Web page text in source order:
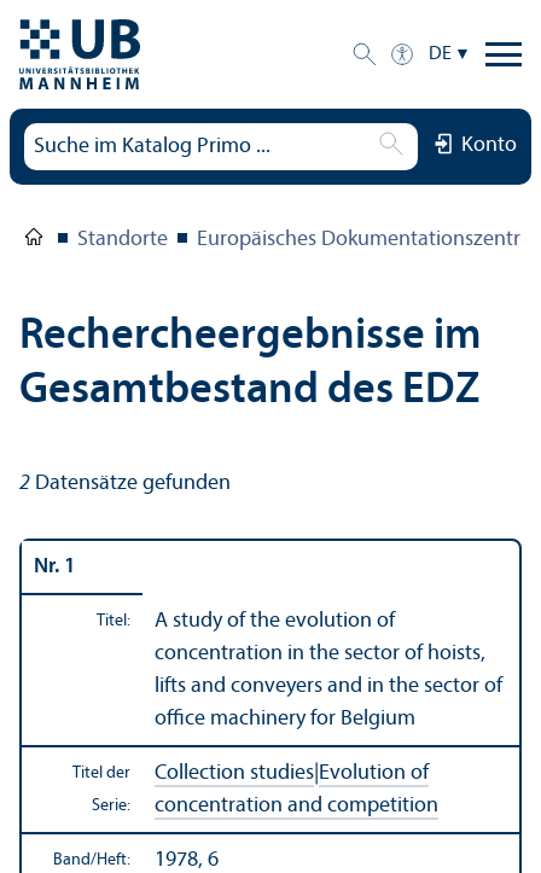
DE
Konto
Standorte Europäisches
Rechercheergebnisse im
Gesamtbestand des EDZ
2 Datensätze gefunden
Nr. 1
Titel:
A study of the evolution of
concentration in the sector of hoists,
lifts and conveyers and in the sector of
office machinery for Belgium
Titel der
Serie:
Collection studies Evolution of
concentration and competition
Band/Heft: 1978, 6